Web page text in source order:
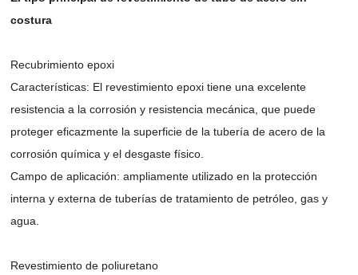
costura
Recubrimiento epoxi
Características: El revestimiento epoxi tiene una excelente
resistencia a la corrosión y resistencia mecánica, que puede
proteger eficazmente la superficie de la tubería de acero de la
corrosión química y el desgaste físico.
Campo de aplicación: ampliamente utilizado en la protección
interna y externa de tuberías de tratamiento de petróleo, gas y
agua.
Revestimiento de poliuretano